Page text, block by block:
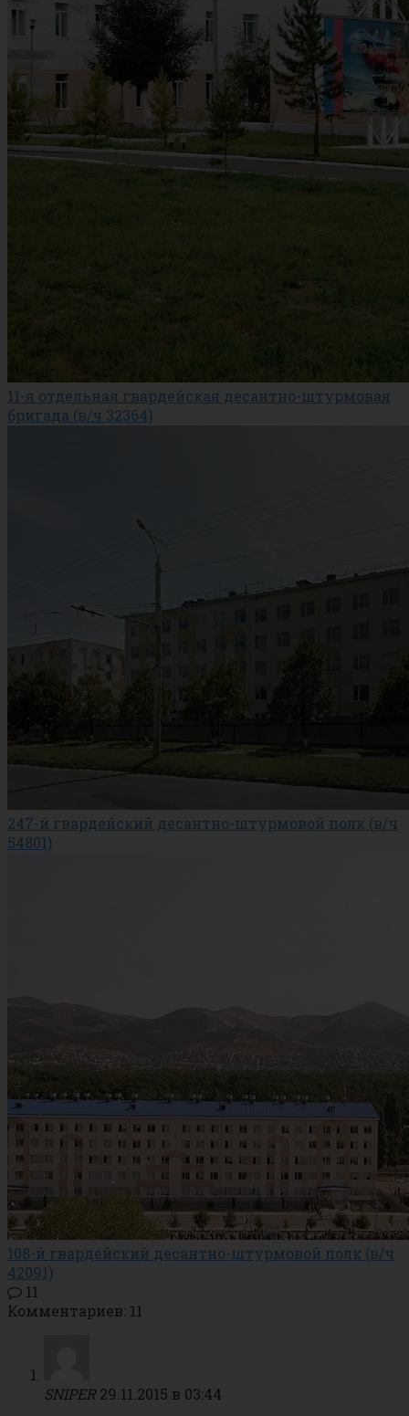
11-я отдельная гвардейская десантно-штурмовая
бригада (в/ч 32364)
247-й гвардейский десантно-штурмовой полк (в/ч
54801)
108-й гвардейский десантно-штурмовой полк (в/ч
42091)
11
Комментариев: 11
SNIPER 29.11.2015 в 03:44